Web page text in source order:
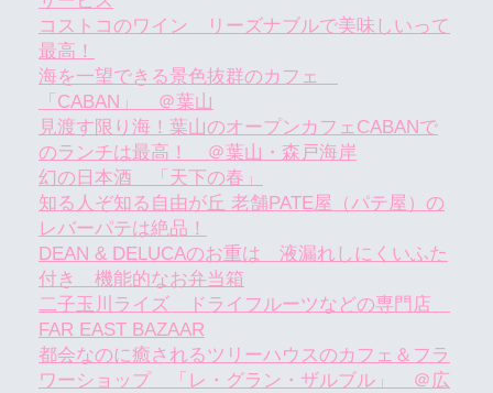
コストコのワイン リーズナブルで美味しいって
最高！
海を一望できる景色抜群のカフェ
「CABAN」 ＠葉山
見渡す限り海！葉山のオープンカフェCABANで
のランチは最高！ ＠葉山・森戸海岸
幻の日本酒 「天下の春」
知る人ぞ知る自由が丘 老舗PATE屋（パテ屋）の
レバーパテは絶品！
DEAN & DELUCAのお重は 液漏れしにくいふた
付き 機能的なお弁当箱
二子玉川ライズ ドライフルーツなどの専門店
FAR EAST BAZAAR
都会なのに癒されるツリーハウスのカフェ＆フラ
ワーショップ 「レ・グラン・ザルブル」 ＠広